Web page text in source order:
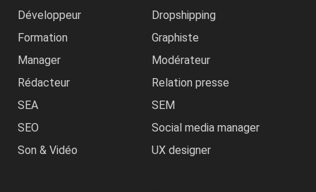
Développeur
Dropshipping
Formation
Graphiste
Manager
Modérateur
Rédacteur
Relation presse
SEA
SEM
SEO
Social media manager
Son & Vidéo
UX designer